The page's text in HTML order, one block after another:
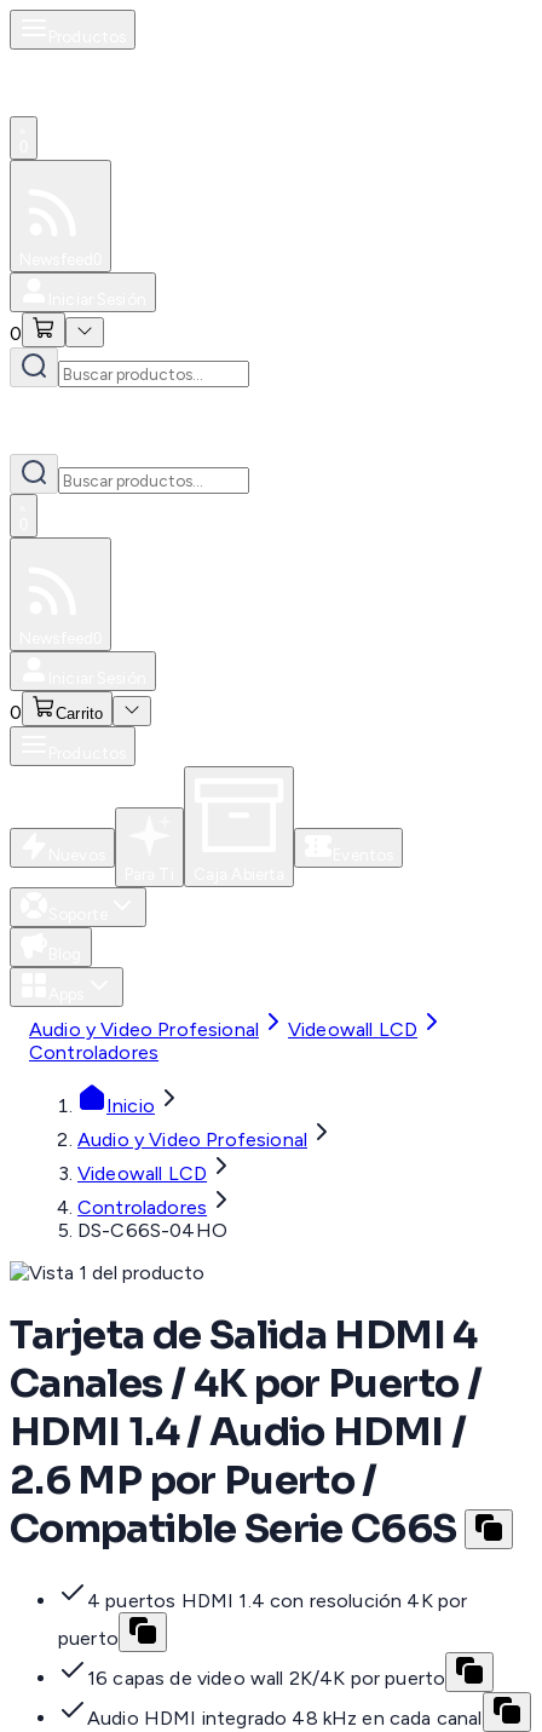
0
0 Carrito
Audio y Video Profesional
Videowall LCD
Controladores
Inicio
Audio y Video Profesional
Videowall LCD
Controladores
DS-C66S-04HO
Tarjeta de Salida HDMI 4
Canales / 4K por Puerto /
HDMI 1.4 / Audio HDMI /
2.6 MP por Puerto /
Compatible Serie C66S
4 puertos HDMI 1.4 con resolución 4K por
puerto
16 capas de video wall 2K/4K por puerto
Audio HDMI integrado 48 kHz en cada canal